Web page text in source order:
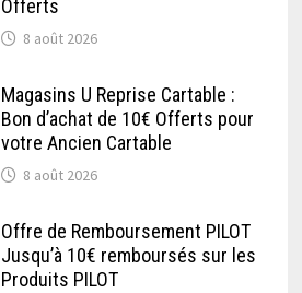
Offerts
8 août 2026
Magasins U Reprise Cartable :
Bon d’achat de 10€ Offerts pour
votre Ancien Cartable
8 août 2026
Offre de Remboursement PILOT
Jusqu’à 10€ remboursés sur les
Produits PILOT